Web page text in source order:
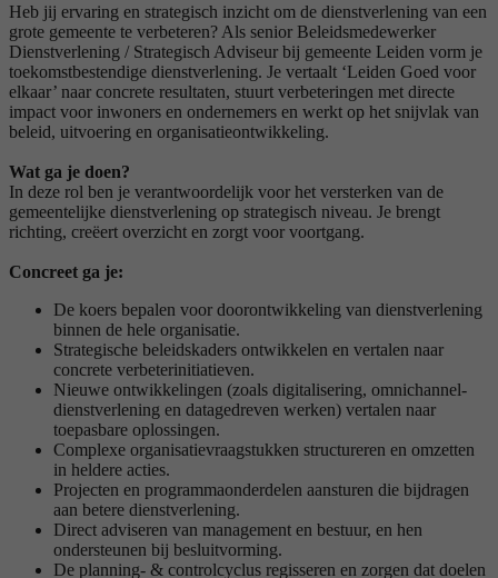
Heb jij ervaring en strategisch inzicht om de dienstverlening van een
grote gemeente te verbeteren? Als senior Beleidsmedewerker
Dienstverlening / Strategisch Adviseur bij gemeente Leiden vorm je
toekomstbestendige dienstverlening. Je vertaalt ‘Leiden Goed voor
elkaar’ naar concrete resultaten, stuurt verbeteringen met directe
impact voor inwoners en ondernemers en werkt op het snijvlak van
beleid, uitvoering en organisatieontwikkeling.
Wat ga je doen?
In deze rol ben je verantwoordelijk voor het versterken van de
gemeentelijke dienstverlening op strategisch niveau. Je brengt
richting, creëert overzicht en zorgt voor voortgang.
Concreet ga je:
De koers bepalen voor doorontwikkeling van dienstverlening
binnen de hele organisatie.
Strategische beleidskaders ontwikkelen en vertalen naar
concrete verbeterinitiatieven.
Nieuwe ontwikkelingen (zoals digitalisering, omnichannel-
dienstverlening en datagedreven werken) vertalen naar
toepasbare oplossingen.
Complexe organisatievraagstukken structureren en omzetten
in heldere acties.
Projecten en programmaonderdelen aansturen die bijdragen
aan betere dienstverlening.
Direct adviseren van management en bestuur, en hen
ondersteunen bij besluitvorming.
De planning- & controlcyclus regisseren en zorgen dat doelen